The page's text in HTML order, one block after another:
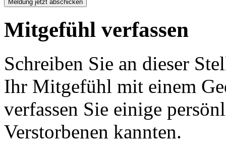
Mitgefühl verfassen
Schreiben Sie an dieser
Ihr Mitgefühl mit einem
verfassen Sie einige
Verstorbenen kannten.